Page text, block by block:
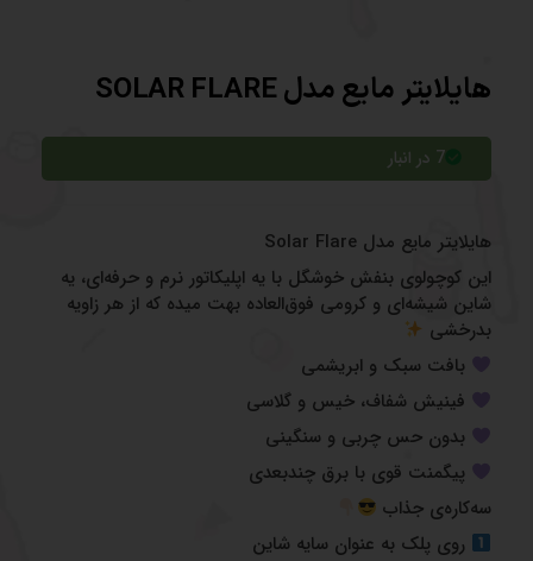
هایلایتر مایع مدل SOLAR FLARE
7 در انبار
هایلایتر مایع مدل Solar Flare
این کوچولوی بنفش خوشگل با یه اپلیکاتور نرم و حرفه‌ای، یه
شاین شیشه‌ای و کرومی فوق‌العاده بهت میده که از هر زاویه
بدرخشی
بافت سبک و ابریشمی
فینیش شفاف، خیس و گلاسی
بدون حس چربی و سنگینی
پیگمنت قوی با برق چندبعدی
سه‌کاره‌ی جذاب
روی پلک به عنوان سایه شاین